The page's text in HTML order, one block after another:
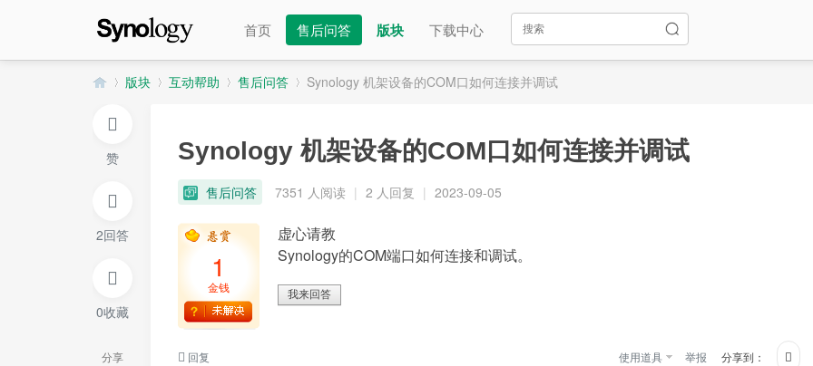
首页 售后问答 版块 下载中心
»
版块 互动帮助
›
售后问答
›
Synology 机架设备的COM口如何连接并调试
赞
2回答
0收藏
分享
Synology 机架设备的COM口如何连接并调试
售后问答 7351 人阅读 | 2 人回复 | 2023-09-05
1
金钱
虚心请教
Synology的COM端口如何连接和调试。
我来回答
分享到：
回复 使用道具 举报